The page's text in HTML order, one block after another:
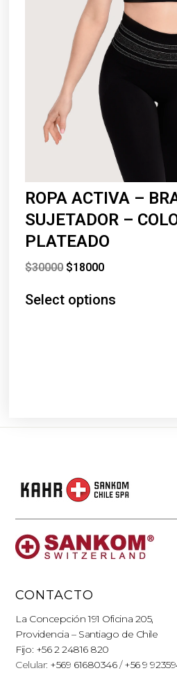
ROPA ACTIVA –
SUJETADOR –
PLATEADO
$30000 $18000
Select options
CONTACTO
La Concepción 191 Oficina 205,
Providencia – Santiago de Chile
Fijo: +56 2 24816 820
Celular: +569 61680346/+56 9